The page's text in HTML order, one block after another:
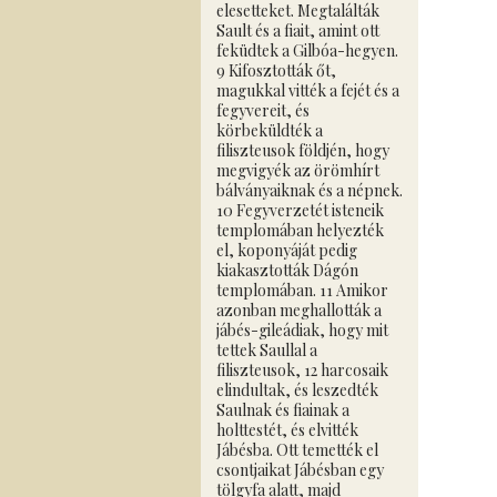
elesetteket. Megtalálták
Sault és a fiait, amint ott
feküdtek a Gilbóa-hegyen.
9 Kifosztották őt,
magukkal vitték a fejét és a
fegyvereit, és
körbeküldték a
filiszteusok földjén, hogy
megvigyék az örömhírt
bálványaiknak és a népnek.
10 Fegyverzetét isteneik
templomában helyezték
el, koponyáját pedig
kiakasztották Dágón
templomában. 11 Amikor
azonban meghallották a
jábés-gileádiak, hogy mit
tettek Saullal a
filiszteusok, 12 harcosaik
elindultak, és leszedték
Saulnak és fiainak a
holttestét, és elvitték
Jábésba. Ott temették el
csontjaikat Jábésban egy
tölgyfa alatt, majd